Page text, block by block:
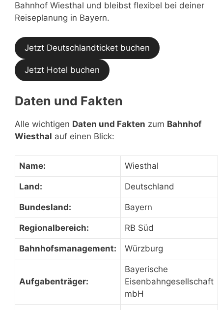
Bahnhof Wiesthal und bleibst flexibel bei deiner
Reiseplanung in Bayern.
Jetzt Deutschlandticket buchen
Jetzt Hotel buchen
Daten und Fakten
Alle wichtigen Daten und Fakten zum Bahnhof
Wiesthal auf einen Blick:
Name: Wiesthal
Land: Deutschland
Bundesland: Bayern
Regionalbereich: RB Süd
Bahnhofsmanagement: Würzburg
Aufgabenträger:
Bayerische
Eisenbahngesellschaft
mbH